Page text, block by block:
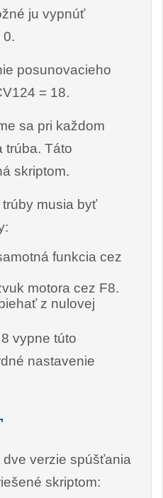
ju vypnúť
0.
posunovacieho
= 18.
sa pri každom
trúba. Táto
skriptom.
musia byť
funkcia cez
motora cez F8.
z nulovej
vypne túto
nastavenie
verzie spúšťania
skriptom: